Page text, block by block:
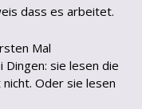
dass es arbeitet.
Mal
sie lesen die
Oder sie lesen